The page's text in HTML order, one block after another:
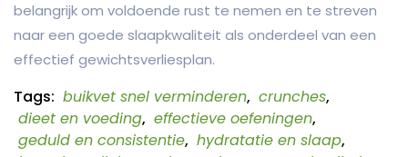
belangrijk om voldoende rust te nemen en te streven
naar een goede slaapkwaliteit als onderdeel van een
effectief gewichtsverliesplan.
Tags: buikvet snel verminderen, crunches,
dieet en voeding, effectieve oefeningen,
geduld en consistentie, hydratatie en slaap,